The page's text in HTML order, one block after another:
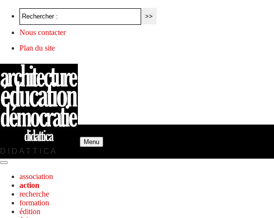
Nous contacter
Plan du site
Menu
D I D A T T I C A
association
action
recherche
formation
édition